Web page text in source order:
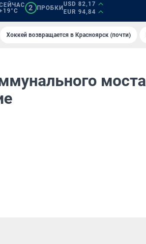
2 ПРОБКИ
USD 82,17
EUR 94,84
Хоккей возвращается в Красноярск (почти)
моста